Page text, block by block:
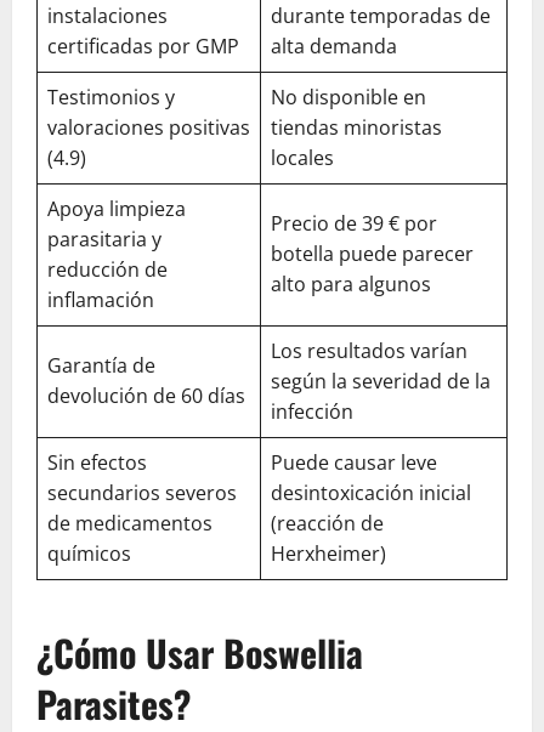
instalaciones
certificadas por GMP
durante temporadas de
alta demanda
Testimonios y
valoraciones positivas
(4.9)
No disponible en
tiendas minoristas
locales
Apoya limpieza
parasitaria y
reducción de
inflamación
Precio de 39 € por
botella puede parecer
alto para algunos
Garantía de
devolución de 60 días
Los resultados varían
según la severidad de la
infección
Sin efectos
secundarios severos
de medicamentos
químicos
Puede causar leve
desintoxicación inicial
(reacción de
Herxheimer)
¿Cómo Usar Boswellia
Parasites?